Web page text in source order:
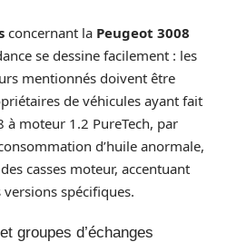
concernant la Peugeot 3008
se dessine facilement : les
mentionnés doivent être
de véhicules ayant fait
à moteur 1.2 PureTech, par
d’huile anormale,
casses moteur, accentuant
versions spécifiques.
groupes d’échanges